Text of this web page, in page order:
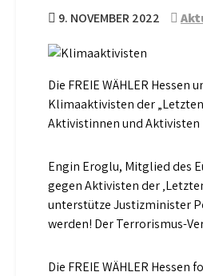
9. NOVEMBER 2022
Die FREIE WÄHLER
Klimaaktivisten der
Aktivistinnen und
Engin Eroglu, Mitglied des
gegen Aktivisten der
unterstütze Justizminister
werden! Der Terrorismus-
Die FREIE WÄHLER